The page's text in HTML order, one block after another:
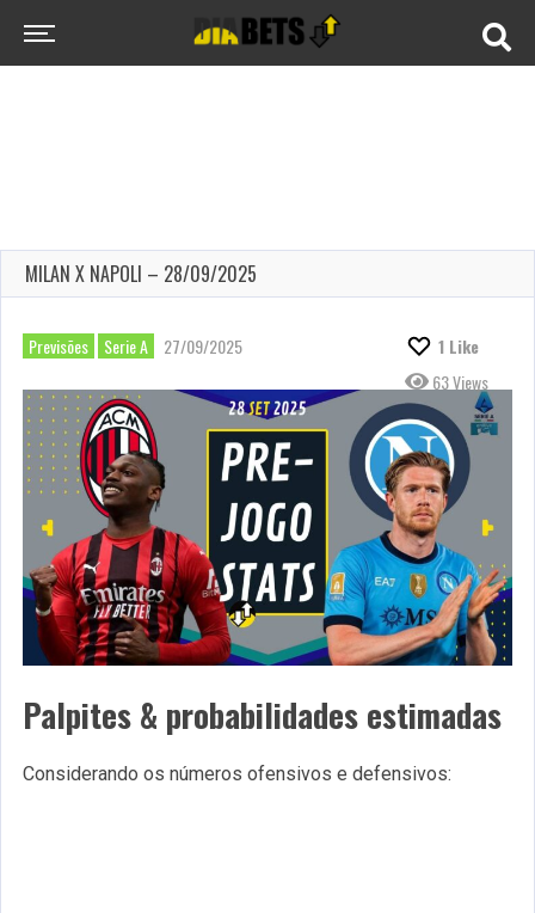
MILAN X NAPOLI – 28/09/2025
Previsões Serie A 27/09/2025 1 Like
63 Views
Palpites & probabilidades estimadas
Considerando os números ofensivos e defensivos: